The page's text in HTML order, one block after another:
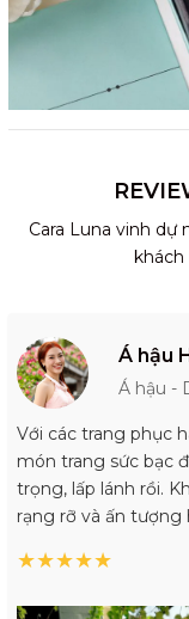
Cara Luna vinh
khách
Á hậu
Á hậu -
Với các trang phục
món trang sức bạc
trọng, lấp lánh rồi.
rạng rỡ và ấn tượng
★★★★★